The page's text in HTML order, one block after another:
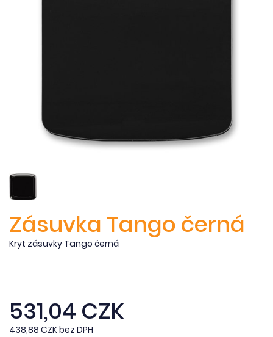
Zásuvka Tango černá
Kryt zásuvky Tango černá
531,04 CZK
438,88 CZK bez DPH